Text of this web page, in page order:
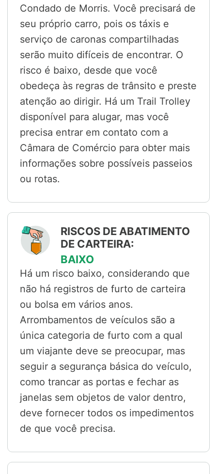
Condado de Morris. Você precisará de
seu próprio carro, pois os táxis e
serviço de caronas compartilhadas
serão muito difíceis de encontrar. O
risco é baixo, desde que você
obedeça às regras de trânsito e preste
atenção ao dirigir. Há um Trail Trolley
disponível para alugar, mas você
precisa entrar em contato com a
Câmara de Comércio para obter mais
informações sobre possíveis passeios
ou rotas.
RISCOS DE ABATIMENTO
DE CARTEIRA:
BAIXO
Há um risco baixo, considerando que
não há registros de furto de carteira
ou bolsa em vários anos.
Arrombamentos de veículos são a
única categoria de furto com a qual
um viajante deve se preocupar, mas
seguir a segurança básica do veículo,
como trancar as portas e fechar as
janelas sem objetos de valor dentro,
deve fornecer todos os impedimentos
de que você precisa.